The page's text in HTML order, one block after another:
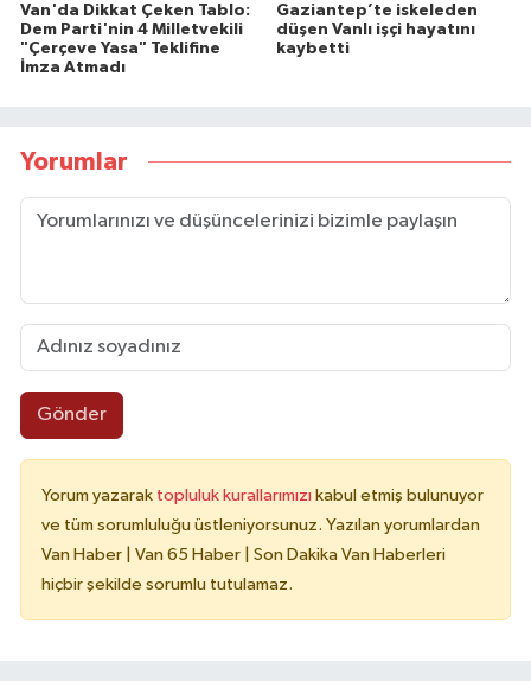
Van'da Dikkat Çeken Tablo:
Dem Parti'nin 4 Milletvekili
"Çerçeve Yasa" Teklifine
İmza Atmadı
Gaziantep’te iskeleden
düşen Vanlı işçi hayatını
kaybetti
Yorumlar
Gönder
Yorum yazarak topluluk kurallarımızı kabul etmiş bulunuyor
ve tüm sorumluluğu üstleniyorsunuz. Yazılan yorumlardan
Van Haber | Van 65 Haber | Son Dakika Van Haberleri
hiçbir şekilde sorumlu tutulamaz.